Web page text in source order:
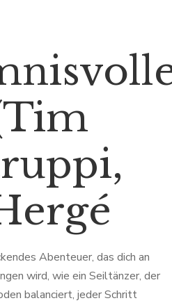
Abenteuer, das dich an
wird, wie ein Seiltänzer, der
balanciert, jeder Schritt